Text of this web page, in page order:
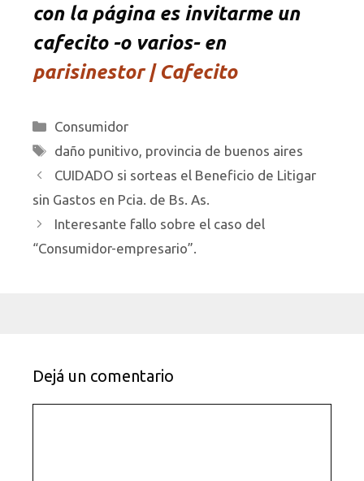
con la página es invitarme un
cafecito -o varios- en
parisinestor | Cafecito
Categorías
Consumidor
Etiquetas
daño punitivo, provincia de buenos aires
CUIDADO si sorteas el Beneficio de Litigar
sin Gastos en Pcia. de Bs. As.
Interesante fallo sobre el caso del
“Consumidor-empresario”.
Dejá un comentario